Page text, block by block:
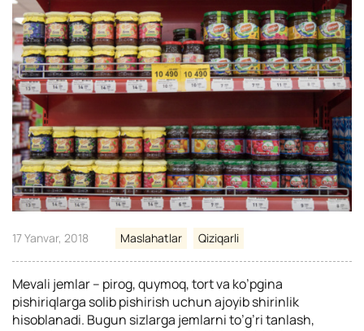
17 Yanvar, 2018 Maslahatlar Qiziqarli
Mevali jemlar – pirog, quymoq, tort va ko’pgina
pishiriqlarga solib pishirish uchun ajoyib shirinlik
hisoblanadi. Bugun sizlarga jemlarni to’g’ri tanlash,